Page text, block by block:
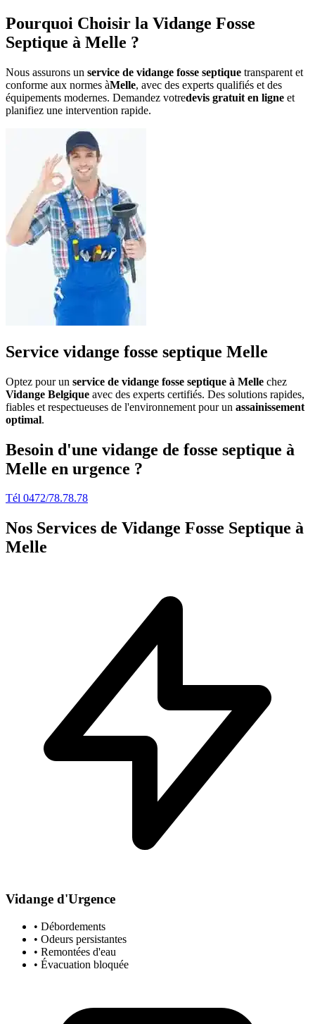
Pourquoi Choisir la Vidange Fosse
Septique à Melle ?
Nous assurons un service de vidange fosse septique transparent et
conforme aux normes àMelle, avec des experts qualifiés et des
équipements modernes. Demandez votredevis gratuit en ligne et
planifiez une intervention rapide.
Service vidange fosse septique Melle
Optez pour un service de vidange fosse septique à Melle chez
Vidange Belgique avec des experts certifiés. Des solutions rapides,
fiables et respectueuses de l'environnement pour un assainissement
optimal.
Besoin d'une vidange de fosse septique à
Melle en urgence ?
Tél 0472/78.78.78
Nos Services de Vidange Fosse Septique à
Melle
Vidange d'Urgence
• Débordements
• Odeurs persistantes
• Remontées d'eau
• Évacuation bloquée